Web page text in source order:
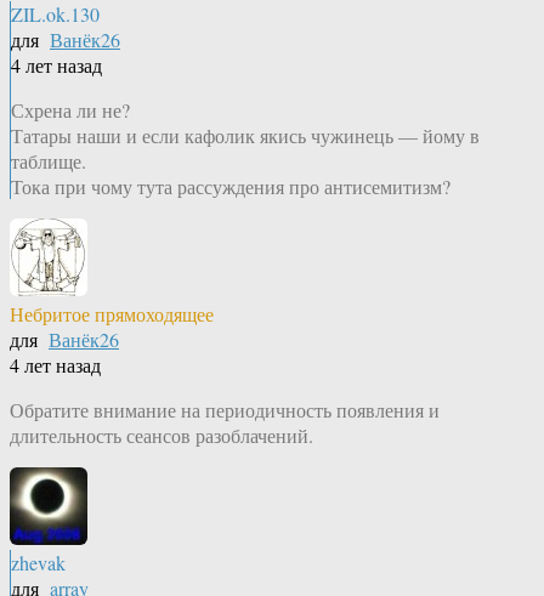
ZIL.ok.130
для Ванёк26
4 лет назад
Схрена ли не?
Татары наши и если кафолик якись чужинець — йому в
таблище.
Тока при чому тута рассуждения про антисемитизм?
Небритое прямоходящее
для Ванёк26
4 лет назад
Обратите внимание на периодичность появления и
длительность сеансов разоблачений.
zhevak
для array